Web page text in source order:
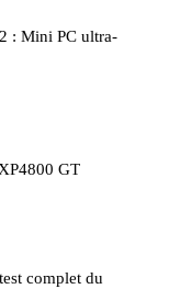
: Mini PC ultra-
GT
complet du